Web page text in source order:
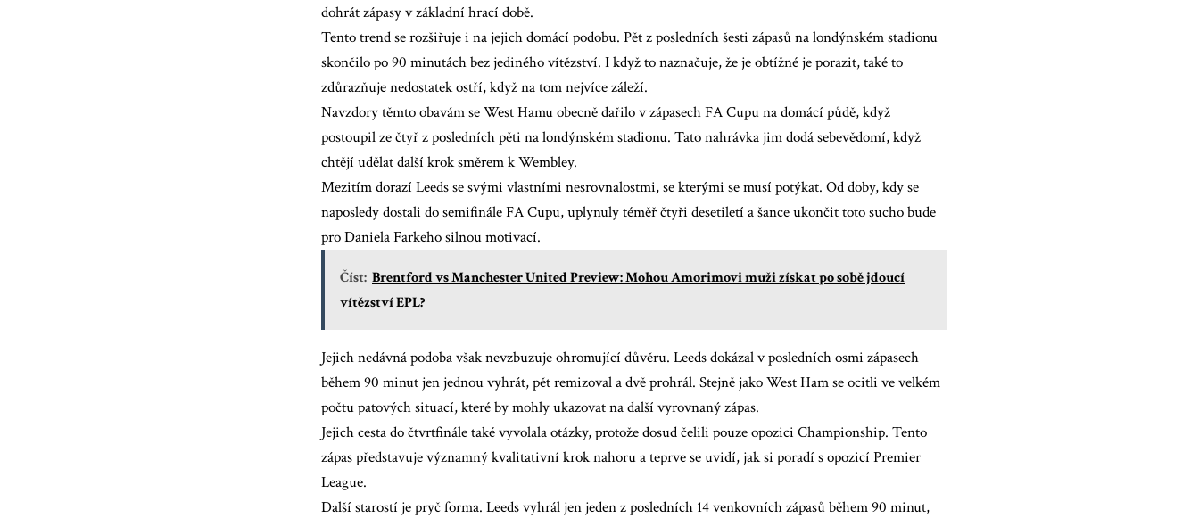
dohrát zápasy v základní hrací době.
Tento trend se rozšiřuje i na jejich domácí podobu. Pět z posledních šesti zápasů na londýnském stadionu
skončilo po 90 minutách bez jediného vítězství. I když to naznačuje, že je obtížné je porazit, také to
zdůrazňuje nedostatek ostří, když na tom nejvíce záleží.
Navzdory těmto obavám se West Hamu obecně dařilo v zápasech FA Cupu na domácí půdě, když
postoupil ze čtyř z posledních pěti na londýnském stadionu. Tato nahrávka jim dodá sebevědomí, když
chtějí udělat další krok směrem k Wembley.
Mezitím dorazí Leeds se svými vlastními nesrovnalostmi, se kterými se musí potýkat. Od doby, kdy se
naposledy dostali do semifinále FA Cupu, uplynuly téměř čtyři desetiletí a šance ukončit toto sucho bude
pro Daniela Farkeho silnou motivací.
Číst: Brentford vs Manchester United Preview: Mohou Amorimovi muži získat po sobě jdoucí
vítězství EPL?
Jejich nedávná podoba však nevzbuzuje ohromující důvěru. Leeds dokázal v posledních osmi zápasech
během 90 minut jen jednou vyhrát, pět remizoval a dvě prohrál. Stejně jako West Ham se ocitli ve velkém
počtu patových situací, které by mohly ukazovat na další vyrovnaný zápas.
Jejich cesta do čtvrtfinále také vyvolala otázky, protože dosud čelili pouze opozici Championship. Tento
zápas představuje významný kvalitativní krok nahoru a teprve se uvidí, jak si poradí s opozicí Premier
League.
Další starostí je pryč forma. Leeds vyhrál jen jeden z posledních 14 venkovních zápasů během 90 minut,